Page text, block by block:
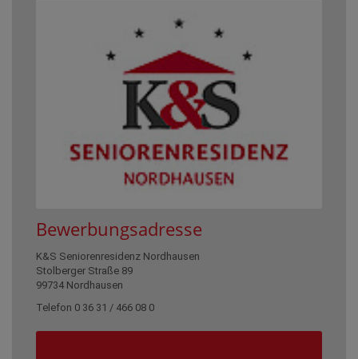
Bewerbungsadresse
K&S Seniorenresidenz Nordhausen
Stolberger Straße 89
99734 Nordhausen
Telefon 0 36 31 / 466 08 0